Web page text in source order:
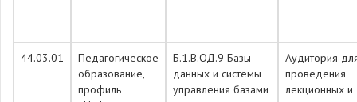
44.03.01
Педагогическое
образование,
профиль
Б.1.В.ОД.9 Базы
данных и системы
управления базами
Аудитория
проведения
лекционных и